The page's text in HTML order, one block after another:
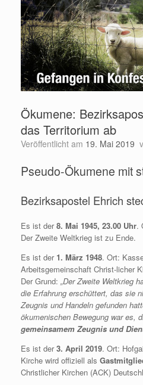
Ökumene:
das Territorium ab
Veröffentlicht am 19. Mai 2019
Pseudo-Ökumene mit
Bezirksapostel Ehrich
Es ist der8. Mai 1945, 23.00 Uhr.
Der Zweite Weltkrieg ist zu Ende.
Es ist der 1. März 1948. Ort:
Arbeitsgemeinschaft Christ-licher
Der Grund: „Der Zweite Weltkrieg
die Erfahrung erschüttert, das sie
Zeugnis und Handeln gefunden
ökumenischen Bewegung war es,
gemeinsamem Zeugnis und
Es ist der3. April 2019. Ort:
Kirche wird offiziell als
Christlicher Kirchen (ACK)